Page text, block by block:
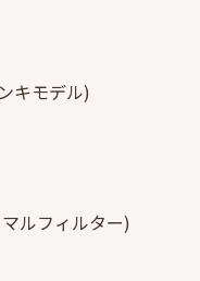
キモデル)
ルフィルター)